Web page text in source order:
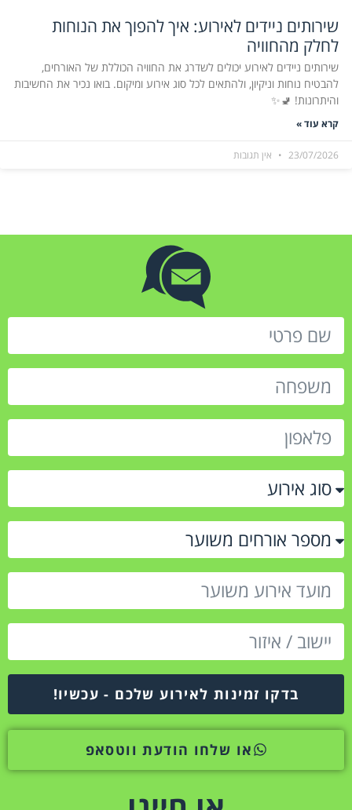
שירותים ניידים לאירוע: איך להפוך את הנוחות
לחלק מהחוויה
שירותים ניידים לאירוע יכולים לשדרג את החוויה הכוללת של האורחים,
להבטיח נוחות וניקיון, ולהתאים לכל סוג אירוע ומיקום. בואו נכיר את החשיבות
והיתרונות! 🚽✨
קרא עוד »
23/07/2026 אין תגובות
בדקו זמינות לאירוע שלכם - עכשיו!
או שלחו הודעת ווטסאפ